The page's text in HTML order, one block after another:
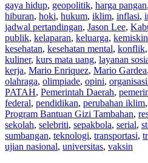
gaya hidup, geopolitik, harga pangan,
hiburan, hoki, hukum, iklim, inflasi,
jadwal pertandingan, Jason Lee,
publik, kelaparan, keluarga,
kesehatan, kesehatan mental, konflik,
kuliner, kurs mata uang, layanan
kerja, Mario Enriquez, Mario Gardea,
olahraga, olimpiade, opini,
PATAH, Pemerintah Daerah,
federal, pendidikan, perubahan iklim,
Program Bantuan Gizi Tambahan,
sekolah, selebriti, sepakbola, serial,
sumbangan, teknologi, transportasi,
ujian nasional, universitas, vaksin